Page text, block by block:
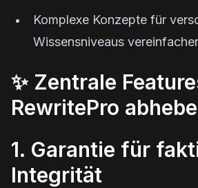
Komplexe Konzepte für
Wissensniveaus
✨ Zentrale
RewritePro
1. Garantie für
Integrität